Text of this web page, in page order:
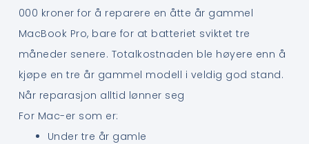
000 kroner for å reparere en åtte år gammel
MacBook Pro, bare for at batteriet sviktet tre
måneder senere. Totalkostnaden ble høyere enn å
kjøpe en tre år gammel modell i veldig god stand.
Når reparasjon alltid lønner seg
For Mac-er som er:
Under tre år gamle